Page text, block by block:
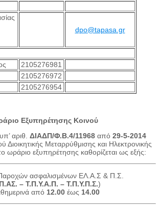
dpo@tapasa.gr
2105276981
2105276972
2105276954
Εξυπηρέτησης Κοινού
αριθ. ΔΙΑΔΠ/Φ.Β.4/11968 από 29-5-2014
Μεταρρύθμισης και Ηλεκτρονικής
ωράριο εξυπηρέτησης καθορίζεται ως εξής:
ασφαλισμένων ΕΛ.Α.Σ & Π.Σ.
– Τ.Π.Υ.Α.Π. – Τ.Π.Υ.Π.Σ.)
από 12.00 έως 14.00